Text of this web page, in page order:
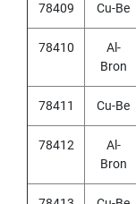
T
E
D
P
S
Y
M
A
78409 Cu-Be
78410
Al-
Bron
78411 Cu-Be
78412
Al-
Bron